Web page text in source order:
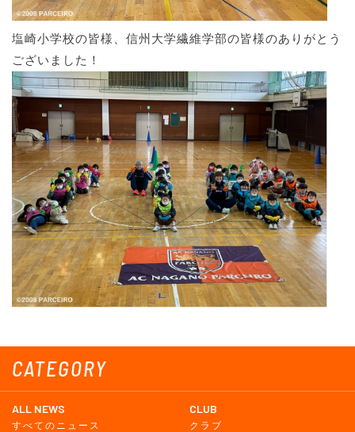
CATEGORY
ALL NEWS
すべてのニュース
CLUB
クラブ
塩崎小学校の皆様、信州大学繊維学部の皆様のありがとう
ございました！